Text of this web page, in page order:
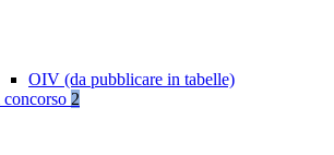
OIV (da pubblicare in tabelle)
2